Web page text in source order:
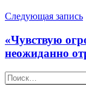
Следующая запись
«Чувствую
неожиданно
Найти: